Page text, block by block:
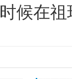
候在